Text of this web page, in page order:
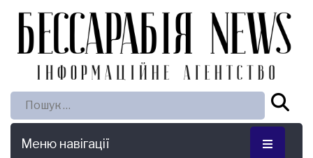
Пошук:
Меню навігації